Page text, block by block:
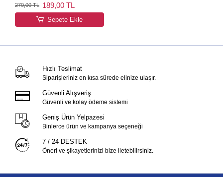
270,00 TL 189,00 TL
Sepete Ekle
Hızlı Teslimat
Siparişleriniz en kısa sürede elinize ulaşır.
Güvenli Alışveriş
Güvenli ve kolay ödeme sistemi
Geniş Ürün Yelpazesi
Binlerce ürün ve kampanya seçeneği
7 / 24 DESTEK
Öneri ve şikayetlerinizi bize iletebilirsiniz.